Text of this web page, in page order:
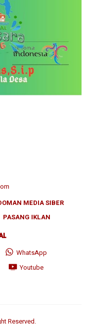
MEDIA SIBER
PASANG IKLAN
WhatsApp
Youtube
Reserved.